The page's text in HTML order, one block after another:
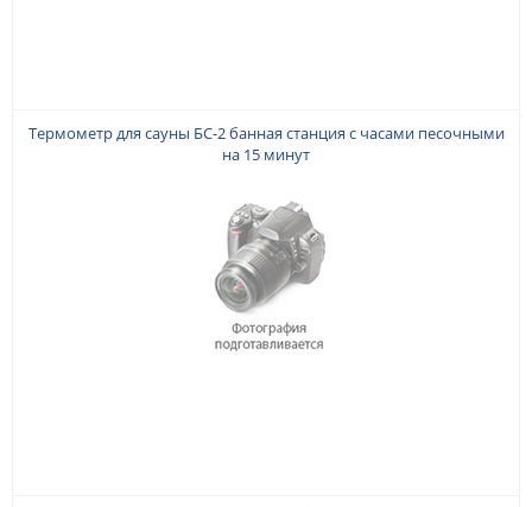
Термометр для сауны БС-2 банная станция с часами песочными
на 15 минут